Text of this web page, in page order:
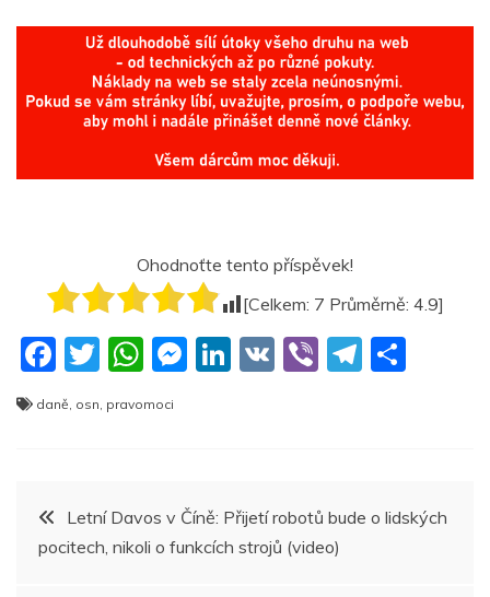
Ohodnoťte tento příspěvek!
[Celkem: 7 Průměrně: 4.9]
F
a
c
o
o
T
itt
W
at
p
p
M
g
er
Li
n
V
Vi T
m
daně osn pravomoci
Navigace
pro
Letní Davos v Číně: Přijetí robotů bude o lidských
pocitech, nikoli o funkcích strojů (video)